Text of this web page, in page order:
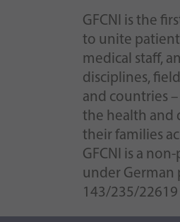
GFCNI is the
to unite
medical staff,
disciplines,
and countries
the health and
their families
GFCNI is a
under German
143/235/22619